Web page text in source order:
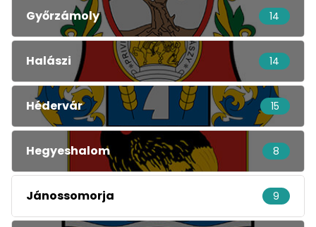
Győrzámoly 14
Halászi 14
Hédervár 15
Hegyeshalom 8
Jánossomorja 9